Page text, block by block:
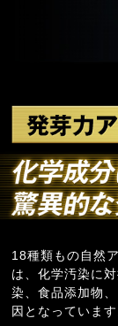
18種類もの自然
は、化学汚染に
染、食品添加物
因となっています